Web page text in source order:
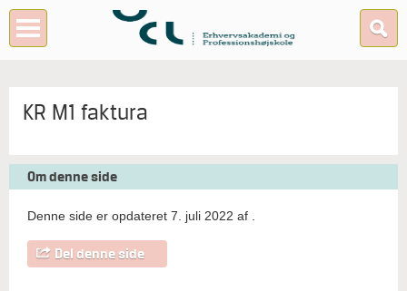
KR M1 faktura
Om denne side
Denne side er opdateret 7. juli 2022 af
Del denne side